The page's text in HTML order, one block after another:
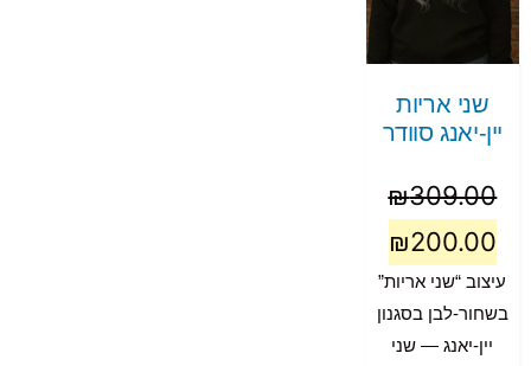
שני אריות
יין-יאנג סוודר
₪309.00
₪200.00
עיצוב “שני אריות”
בשחור-לבן בסגנון
יין-יאנג — שני